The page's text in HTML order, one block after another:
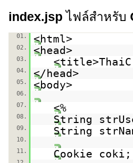
index.jsp ไฟล์สำหรับ
01. <html>
02. <head>
03.
04. </head>
05. <body>
06.
07.
<%
08. String
09. String
10.
11.
Cookie coki;